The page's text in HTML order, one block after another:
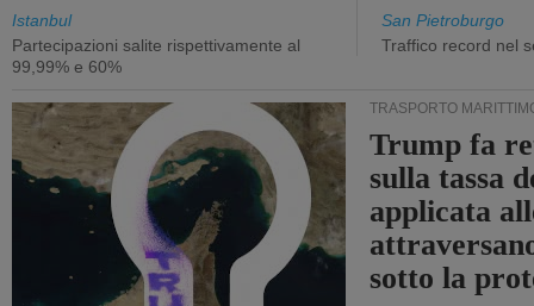
Istanbul
Partecipazioni salite rispettivamente al
99,99% e 60%
San Pietroburgo
Traffico record nel
TRASPORTO
Trump fa
sulla tassa
applicata
sotto la